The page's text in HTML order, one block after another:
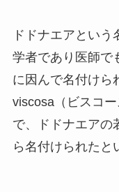
ドドナエアとい
学者であり医師で
に因んで名付けら
viscosa（ビスコ
で、ドドナエアの
ら名付けられたと